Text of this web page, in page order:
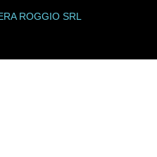
ROGGIO SRL